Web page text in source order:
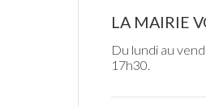
LA MAIRIE
Du lundi au
17h30.